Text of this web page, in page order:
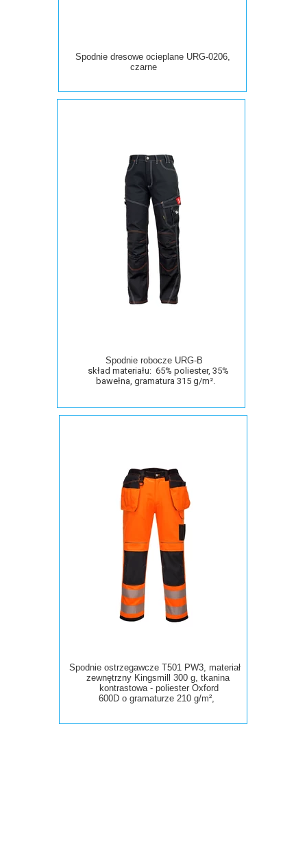
Spodnie robocze URG-B
skład materiału: 65% poliester, 35%
bawełna, gramatura 315 g/m².
Spodnie ostrzegawcze T501 PW3, materiał
zewnętrzny Kingsmill 300 g, tkanina
kontrastowa - poliester Oxford
600D o gramaturze 210 g/m²,
Spodnie dresowe ocieplane URG-0206,
czarne